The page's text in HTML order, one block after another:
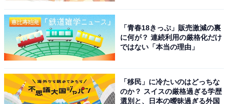
「青春18きっぷ」販売激減の裏
に何が？ 連続利用の厳格化だけ
ではない「本当の理由」
「移民」に冷たいのはどっちな
のか？ スイスの厳格過ぎる学歴
選別と、日本の曖昧過ぎる外国